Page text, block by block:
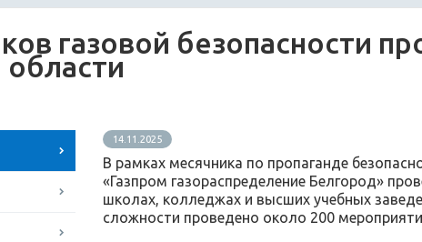
газовой безопасности
14.11.2025
В рамках месячника по пропаганде
«Газпром газораспределение Белгород»
школах, колледжах и высших учебных
сложности проведено около 200